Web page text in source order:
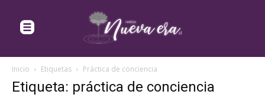
Inicio Etiquetas Práctica de conciencia
Etiqueta: práctica de conciencia